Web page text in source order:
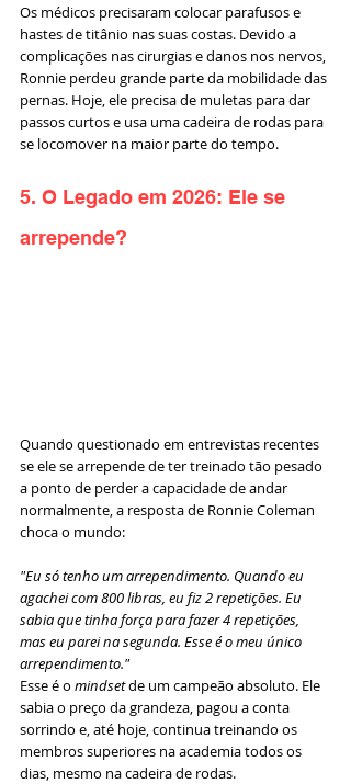
Os médicos precisaram colocar parafusos e
hastes de titânio nas suas costas. Devido a
complicações nas cirurgias e danos nos nervos,
Ronnie perdeu grande parte da mobilidade das
pernas. Hoje, ele precisa de muletas para dar
passos curtos e usa uma cadeira de rodas para
se locomover na maior parte do tempo.
5. O Legado em 2026: Ele se
arrepende?
Quando questionado em entrevistas recentes
se ele se arrepende de ter treinado tão pesado
a ponto de perder a capacidade de andar
normalmente, a resposta de Ronnie Coleman
choca o mundo:
"Eu só tenho um arrependimento. Quando eu
agachei com 800 libras, eu fiz 2 repetições. Eu
sabia que tinha força para fazer 4 repetições,
mas eu parei na segunda. Esse é o meu único
arrependimento."
Esse é o mindset de um campeão absoluto. Ele
sabia o preço da grandeza, pagou a conta
sorrindo e, até hoje, continua treinando os
membros superiores na academia todos os
dias, mesmo na cadeira de rodas.